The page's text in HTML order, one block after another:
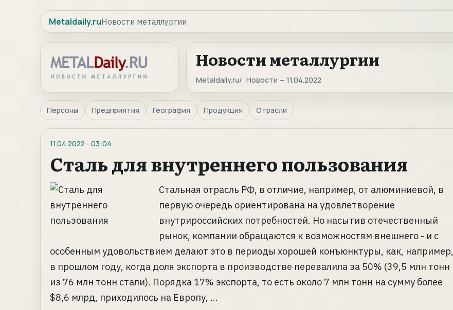
Metaldaily.ruНовости металлургии
Новости металлургии
Metaldaily.ru Новости — 11.04.2022
Персоны Предприятия География Продукция Отрасли
11.04.2022 - 03:04
Сталь для внутреннего пользования
Стальная отрасль РФ, в отличие, например, от алюминиевой, в
первую очередь ориентирована на удовлетворение
внутрироссийских потребностей. Но насытив отечественный
рынок, компании обращаются к возможностям внешнего - и с
особенным удовольствием делают это в периоды хорошей конъюнктуры, как, например,
в прошлом году, когда доля экспорта в производстве перевалила за 50% (39,5 млн тонн
из 76 млн тонн стали). Порядка 17% экспорта, то есть около 7 млн тонн на сумму более
$8,6 млрд, приходилось на Европу, ...